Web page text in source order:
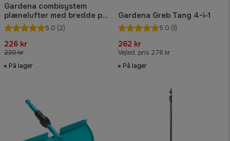
Gardena combisystem
plænelufter med bredde på
35 cm.
5.0 (2)
226 kr
230 kr
På lager
Gardena Greb Tang 4-i-1
5.0 (1)
262 kr
Vejled. pris 278 kr
På lager